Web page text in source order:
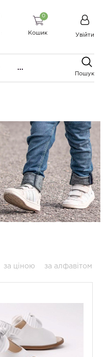
0
Кошик Увійти
...
Пошук
за ціною за алфавітом